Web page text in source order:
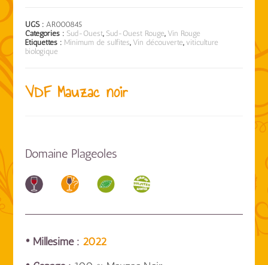
UGS : AR000845
Catégories : Sud-Ouest, Sud-Ouest Rouge, Vin Rouge
Étiquettes : Minimum de sulfites, Vin découverte, viticulture
biologique
VDF Mauzac noir
Domaine Plageoles
• Millésime : 2022